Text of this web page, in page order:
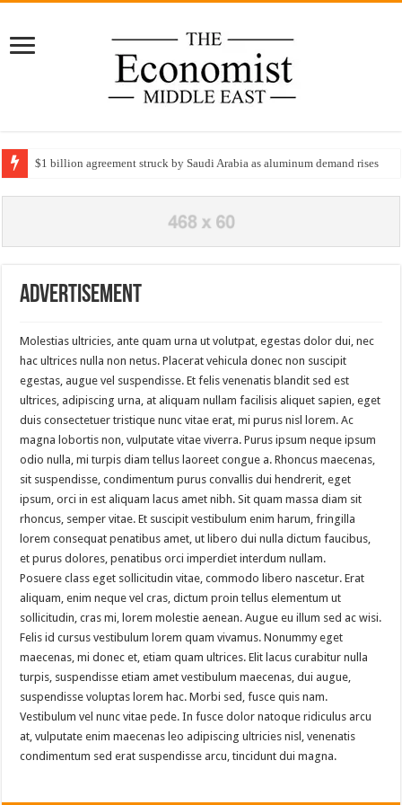
$1 billion agreement struck by Saudi Arabia as aluminum demand rises
Advertisement
Molestias ultricies, ante quam urna ut volutpat, egestas dolor dui, nec
hac ultrices nulla non netus. Placerat vehicula donec non suscipit
egestas, augue vel suspendisse. Et felis venenatis blandit sed est
ultrices, adipiscing urna, at aliquam nullam facilisis aliquet sapien, eget
duis consectetuer tristique nunc vitae erat, mi purus nisl lorem. Ac
magna lobortis non, vulputate vitae viverra. Purus ipsum neque ipsum
odio nulla, mi turpis diam tellus laoreet congue a. Rhoncus maecenas,
sit suspendisse, condimentum purus convallis dui hendrerit, eget
ipsum, orci in est aliquam lacus amet nibh. Sit quam massa diam sit
rhoncus, semper vitae. Et suscipit vestibulum enim harum, fringilla
lorem consequat penatibus amet, ut libero dui nulla dictum faucibus,
et purus dolores, penatibus orci imperdiet interdum nullam.
Posuere class eget sollicitudin vitae, commodo libero nascetur. Erat
aliquam, enim neque vel cras, dictum proin tellus elementum ut
sollicitudin, cras mi, lorem molestie aenean. Augue eu illum sed ac wisi.
Felis id cursus vestibulum lorem quam vivamus. Nonummy eget
maecenas, mi donec et, etiam quam ultrices. Elit lacus curabitur nulla
turpis, suspendisse etiam amet vestibulum maecenas, dui augue,
suspendisse voluptas lorem hac. Morbi sed, fusce quis nam.
Vestibulum vel nunc vitae pede. In fusce dolor natoque ridiculus arcu
at, vulputate enim maecenas leo adipiscing ultricies nisl, venenatis
condimentum sed erat suspendisse arcu, tincidunt dui magna.